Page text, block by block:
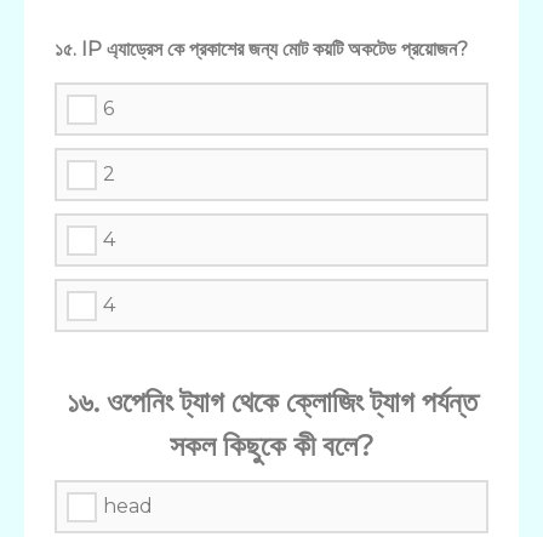
১৫. IP এ্যাড্রেস কে প্রকাশের জন্য মোট কয়টি অকটেড প্রয়োজন?
6
2
4
4
১৬. ওপেনিং ট্যাগ থেকে ক্লোজিং ট্যাগ পর্যন্ত
সকল কিছুকে কী বলে?
head